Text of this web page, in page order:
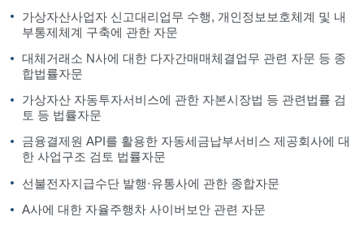
가상자산사업자 신고대리업무 수행, 개인정보보호체계 및 내
부통제체계 구축에 관한 자문
대체거래소 N사에 대한 다자간매매체결업무 관련 자문 등 종
합법률자문
가상자산 자동투자서비스에 관한 자본시장법 등 관련법률 검
토 등 법률자문
금융결제원 API를 활용한 자동세금납부서비스 제공회사에 대
한 사업구조 검토 법률자문
선불전자지급수단 발행·유통사에 관한 종합자문
A사에 대한 자율주행차 사이버보안 관련 자문